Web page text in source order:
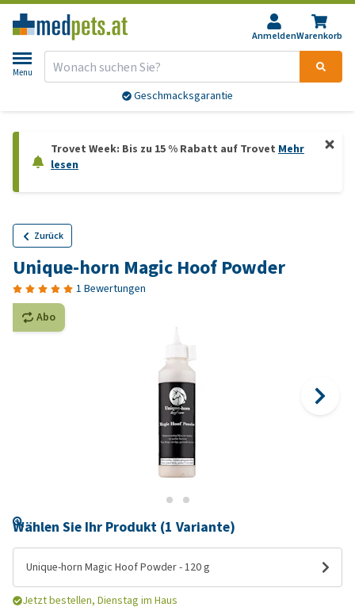
AnmeldenWarenkorb
Menu
Geschmacksgarantie
Trovet Week: Bis zu 15 % Rabatt auf Trovet Mehr
lesen
Zurück
Unique-horn Magic Hoof Powder
1 Bewertungen
Abo
Wählen Sie Ihr Produkt (1 Variante)
Unique-horn Magic Hoof Powder - 120 g
Jetzt bestellen, Dienstag im Haus